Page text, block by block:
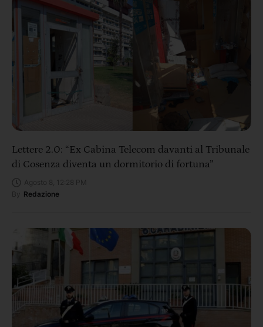
Lettere 2.0: “Ex Cabina Telecom davanti al Tribunale
di Cosenza diventa un dormitorio di fortuna”
Redazione